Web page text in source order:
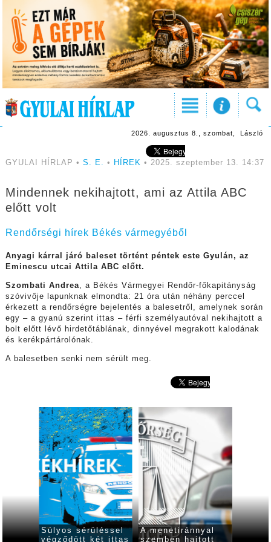
2026. augusztus 8., szombat, László
GYULAI HÍRLAP • S. E. • HÍREK • 2025. szeptember 13. 14:37
Mindennek nekihajtott, ami az Attila ABC
előtt volt
Rendőrségi hírek Békés vármegyéből
Anyagi kárral járó baleset történt péntek este Gyulán, az
Eminescu utcai Attila ABC előtt.
Szombati Andrea, a Békés Vármegyei Rendőr-főkapitányság
szóvivője lapunknak elmondta: 21 óra után néhány perccel
érkezett a rendőrségre bejelentés a balesetről, amelynek során
egy – a gyanú szerint ittas – férfi személyautóval nekihajtott a
bolt előtt lévő hirdetőtáblának, dinnyével megrakott kalodának
és kerékpártárolónak.
A balesetben senki nem sérült meg.
óra
Súlyos sérüléssel
végződött két ittas
A menetiránnyal
szemben hajtott